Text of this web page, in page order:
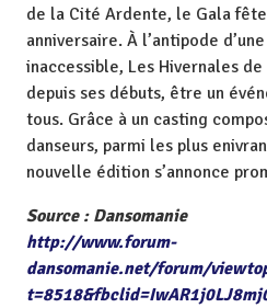
de la Cité Ardente, le Gala
anniversaire. À l’antipode
inaccessible, Les Hivernales de
depuis ses débuts, être un
tous. Grâce à un casting
danseurs, parmi les plus
nouvelle édition s’annonce
Source : Dansomanie
http://www.forum-
dansomanie.net/forum/